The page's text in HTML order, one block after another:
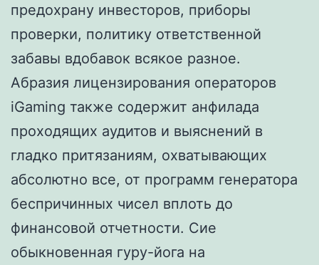
предохрану инвесторов, приборы
проверки, политику ответственной
забавы вдобавок всякое разное.
Абразия лицензирования операторов
iGaming также содержит анфилада
проходящих аудитов и выяснений в
гладко притязаниям, охватывающих
абсолютно все, от программ генератора
беспричинных чисел вплоть до
финансовой отчетности. Сие
обыкновенная гуру-йога на